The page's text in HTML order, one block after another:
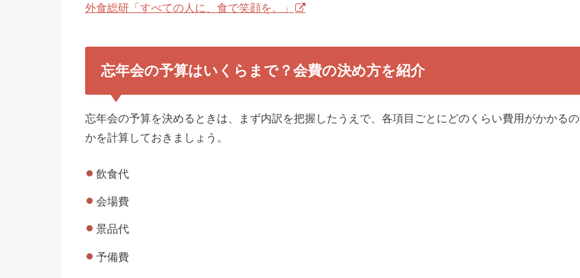
外食総研「すべての人に、食で笑顔を。」
忘年会の予算はいくらまで？会費の決め方を紹介
忘年会の予算を決めるときは、まず内訳を把握したうえで、各項目ごとにどのくらい費用がかかるの
かを計算しておきましょう。
飲食代
会場費
景品代
予備費